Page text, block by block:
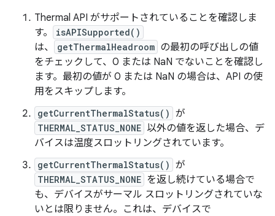
Thermal API がサポートされていることを確認しま
す。
isAPISupported()
は、 getThermalHeadroom の最初の呼び出しの値
をチェックして、0 または NaN でないことを確認し
ます。最初の値が 0 または NaN の場合は、API の使
用をスキップします。
getCurrentThermalStatus() が
THERMAL_STATUS_NONE 以外の値を返した場合、デ
バイスは温度スロットリングされています。
getCurrentThermalStatus() が
THERMAL_STATUS_NONE を返し続けている場合で
も、デバイスがサーマル スロットリングされていな
いとは限りません。これは、デバイスで